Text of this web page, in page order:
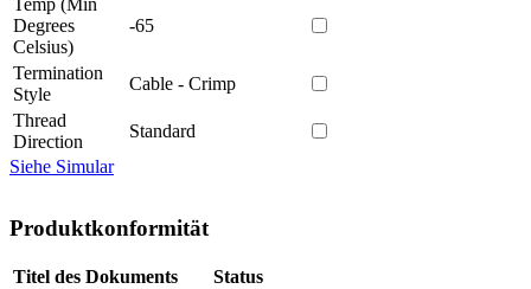
Degrees
Celsius)
-65
Termination
Style
Cable - Crimp
Thread
Direction
Standard
Siehe Simular
Produktkonformität
Titel des Dokuments Status